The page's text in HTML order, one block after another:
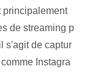
principalement
de streaming p
s'agit de captur
Instagra